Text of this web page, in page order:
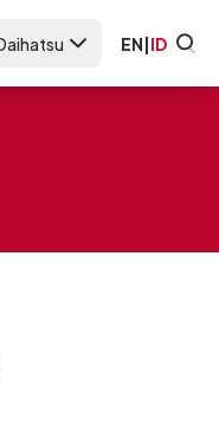
EN|ID